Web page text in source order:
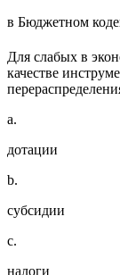
в Бюджетном
Для слабых в
качестве
a.
дотации
b.
субсидии
c.
налоги